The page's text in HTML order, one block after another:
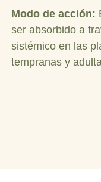
Modo de acción:
ser absorbido a
sistémico en las
tempranas y